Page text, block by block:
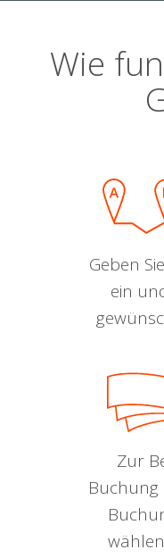
Wie
Geben
ein
Zur